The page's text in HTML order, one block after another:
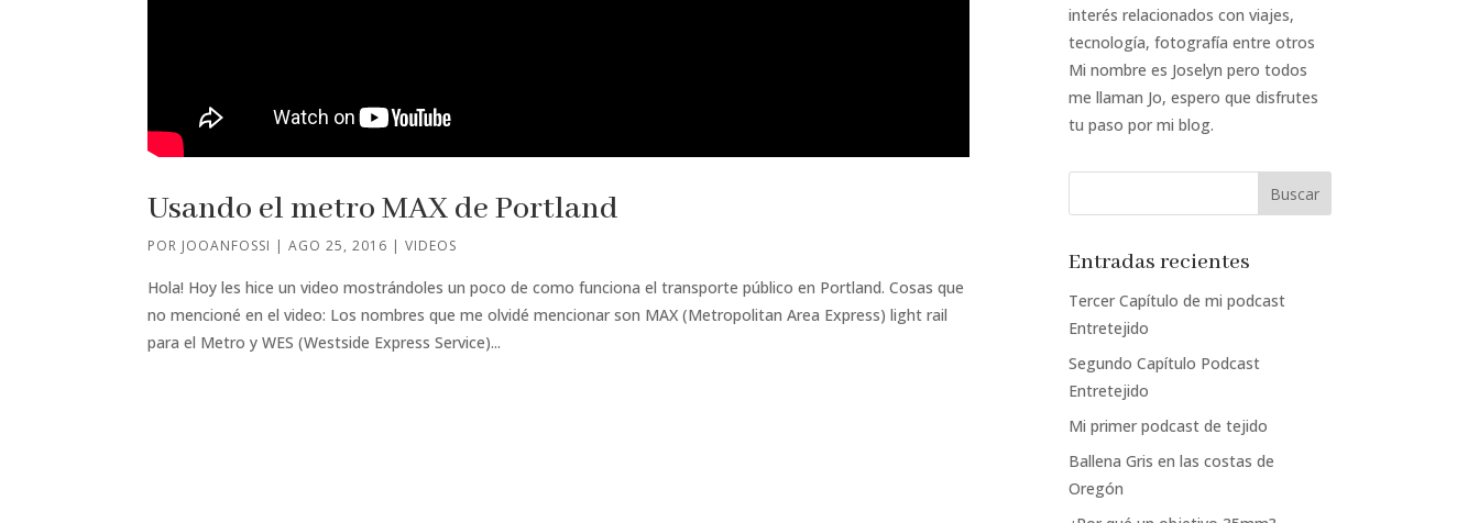
Usando el metro MAX de Portland
POR JOOANFOSSI |AGO 25, 2016 |VIDEOS
Hola! Hoy les hice un video mostrándoles un poco de como funciona el transporte público en Portland. Cosas que
no mencioné en el video: Los nombres que me olvidé mencionar son MAX (Metropolitan Area Express) light rail
para el Metro y WES (Westside Express Service)...
interés relacionados con viajes,
tecnología, fotografía entre otros
Mi nombre es Joselyn pero todos
me llaman Jo, espero que disfrutes
tu paso por mi blog.
Entradas recientes
Tercer Capítulo de mi podcast
Entretejido
Segundo Capítulo Podcast
Entretejido
Mi primer podcast de tejido
Ballena Gris en las costas de
Oregón